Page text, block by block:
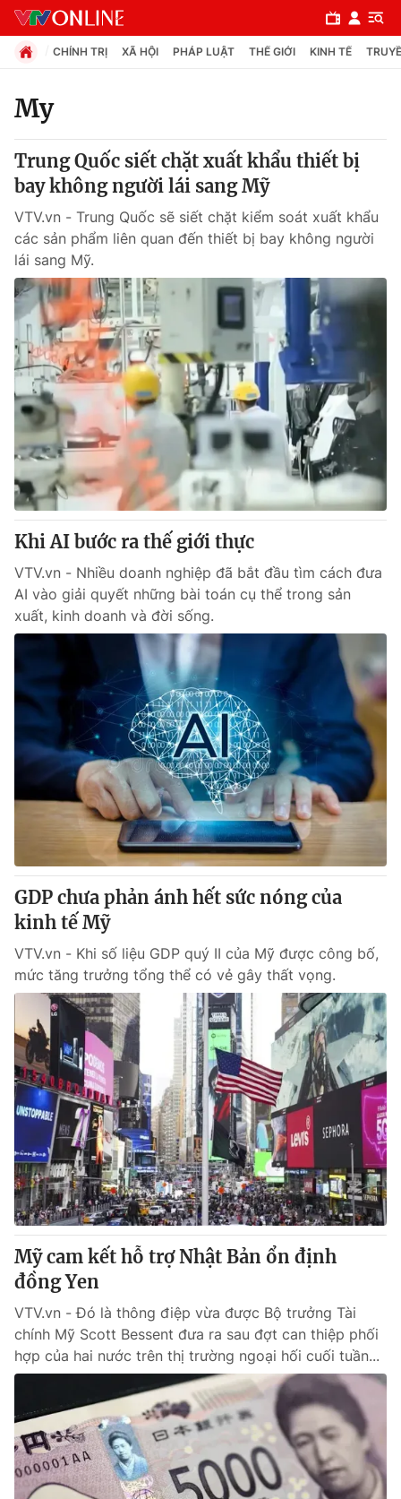
Chuyên mục
Chính trị
Xã hội
Pháp luật
Y tế
Thế giới
Tin tức
Thế giới đó đây
Câu chuyện quốc tế
Kinh tế
Tài chính
Thị trường
Góc doanh nghiệp
Dữ liệu và đời sống
Truyền hình
Phim VTV
Hậu trường
Khán giả
Giải sao mai
Giải trí
Điện ảnh
Âm nhạc
Sao
Du lịch
Làm đẹp
Chất lượng cuộc sống
Giáo dục
Tuyển sinh
Học trực tuyến
Công nghệ
Hitech Công nghệ tương lai
Sản phẩm
Thị trường
Tư vấn
Giao lưu trực tuyến
Lịch phát sóng
Chuyên mục khác
Emagazine Podcast
Photo Infographic
Video Shorts video
VTV Money VTV Thể thao
VTV Sức khoẻ Bất động sản
Thị trường 24h Tấm lòng Việt
VTV4 Vươn mình bằng AI
VTV9 VTV8
Liên hệ tòa soạn English
THỜI BÁO VTV
CHÍNH TRỊ XÃ HỘI PHÁP LUẬT THẾ GIỚI KINH TẾ
My
Trung Quốc siết chặt xuất khẩu thiết bị
bay không người lái sang Mỹ
VTV.vn - Trung Quốc sẽ siết chặt kiểm soát xuất khẩu
các sản phẩm liên quan đến thiết bị bay không người
lái sang Mỹ.
Khi AI bước ra thế giới thực
VTV.vn - Nhiều doanh nghiệp đã bắt đầu tìm cách đưa
AI vào giải quyết những bài toán cụ thể trong sản
xuất, kinh doanh và đời sống.
GDP chưa phản ánh hết sức nóng của
kinh tế Mỹ
VTV.vn - Khi số liệu GDP quý II của Mỹ được công bố,
mức tăng trưởng tổng thể có vẻ gây thất vọng.
Mỹ cam kết hỗ trợ Nhật Bản ổn định
đồng Yen
VTV.vn - Đó là thông điệp vừa được Bộ trưởng Tài
chính Mỹ Scott Bessent đưa ra sau đợt can thiệp phối
hợp của hai nước trên thị trường ngoại hối cuối tuần...